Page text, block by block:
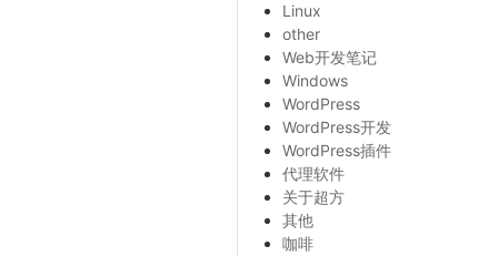
Linux
other
Web开发笔记
Windows
WordPress
WordPress开发
WordPress插件
代理软件
关于超方
其他
咖啡